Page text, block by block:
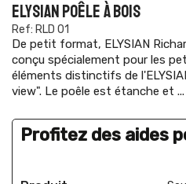
ELYSIAN POÊLE À BOIS
Ref: RLD 01
De petit format, ELYSIAN
conçu spécialement pour les
éléments distinctifs de
view". Le poêle est étanche et ...
Profitez des aides